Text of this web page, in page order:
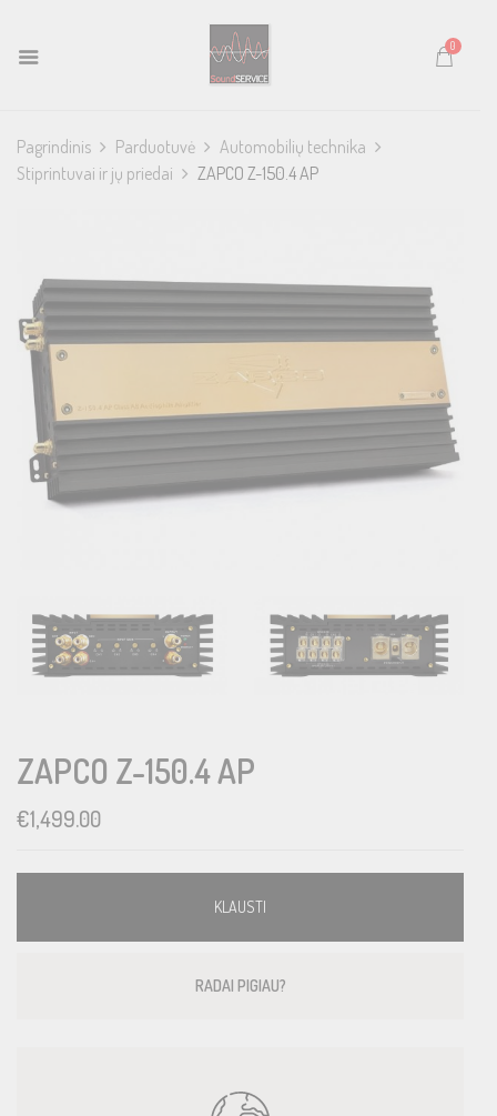
0
Pagrindinis Parduotuvė
Automobilių technika
Stiprintuvai ir jų priedai
ZAPCO Z-150.4 AP
ZAPCO Z-150.4 AP
€1,499.00
KLAUSTI
RADAI PIGIAU?